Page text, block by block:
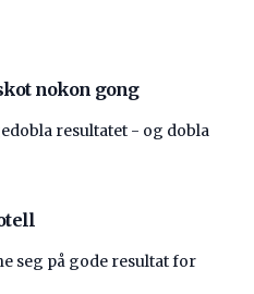
nokon gong
resultatet - og dobla
seg på gode resultat for